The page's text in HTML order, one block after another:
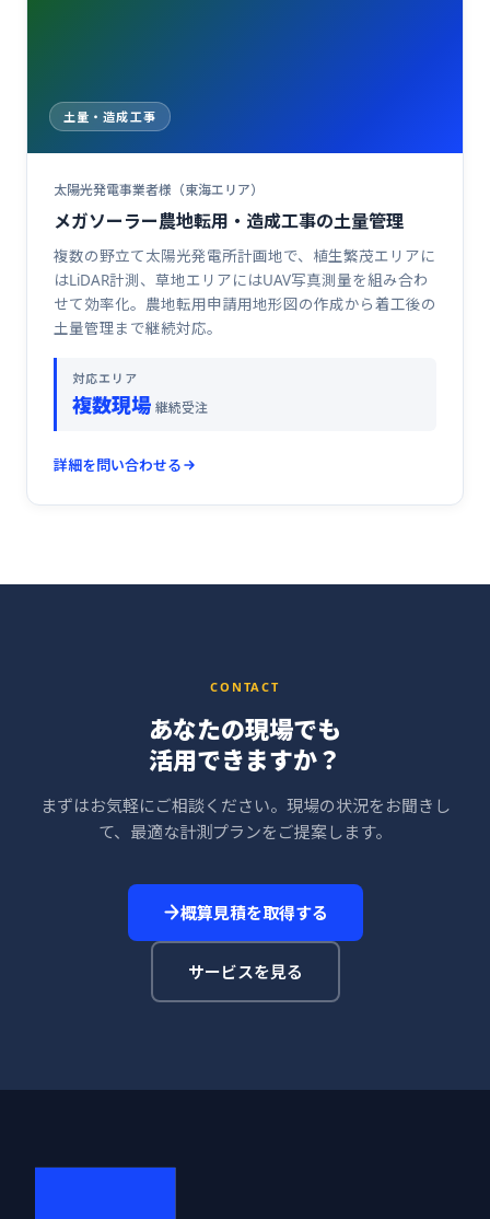
土量・造成工事
太陽光発電事業者様（東海エリア）
メガソーラー農地転用・造成工事の土量管理
複数の野立て太陽光発電所計画地で、植生繁茂エリアに
はLiDAR計測、草地エリアにはUAV写真測量を組み合わ
せて効率化。農地転用申請用地形図の作成から着工後の
土量管理まで継続対応。
対応エリア
複数現場 継続受注
詳細を問い合わせる
CONTACT
あなたの現場でも
活用できますか？
まずはお気軽にご相談ください。現場の状況をお聞きし
て、最適な計測プランをご提案します。
概算見積を取得する
サービスを見る